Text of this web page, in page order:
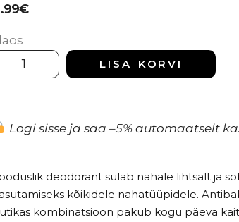
€
LISA KORVI
Logi sisse ja saa –5% automaatselt
deodorant sulab nahale lihtsalt ja
kõikidele nahatüüpidele.
kombinatsioon pakub kogu päeva